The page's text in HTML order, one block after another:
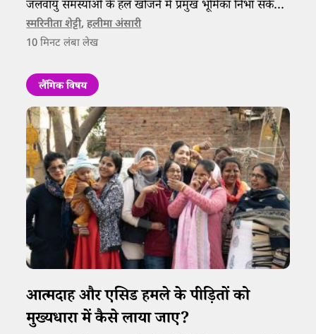
जलवायु समस्याओं के हल खोजने में प्रमुख भूमिका निभा सकें
क्योंकि ये उन्हें सबसे अधिक प्रभावित करती हैं।
स्मरिनीता शेट्टी,हलीमा अंसारी
10 मिनट लंबा लेख
लैंगिक विषय
आत्मदाह और एसिड हमले के पीड़ितों को
मुख्यधारा में कैसे लाया जाए?